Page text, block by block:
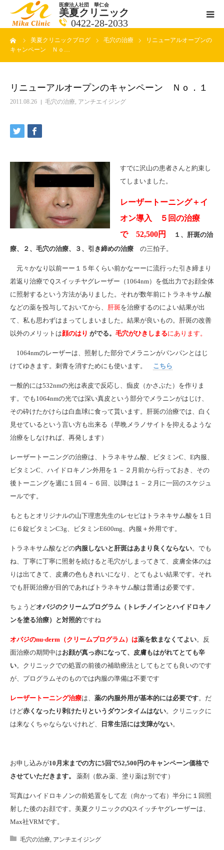
医療法人社団 華仁会
美夏クリニック
0422-28-2033
美夏クリニックブログ 毛穴の治療
リニューアルオープンの
キャンペーン Ｎｏ…
リニューアルオープンのキャンペーン Ｎｏ．１
2011.08.26 毛穴の治療, アンチエイジング
すでに沢山の患者さんと約束し
てしまいました。
レーザートーニング＋イ
オン導入 ５回の治療
で 52,500円
１、肝斑の治
療、２、毛穴の治療、３、引き締めの治療 の三拍子。
元々かなり以前ーー１５年くらい前かなーーに流行った引き締まり
若返り治療でＱスイッチヤグレーザー（1064nm）を低出力でお顔全体
に照射するという方法がありました。それが数年前にトラネキサム酸
などの薬を投与しておいてから、 肝斑を治療するのによい結果が出
て、私も思わずはまってしまいました。結果が良いもの。肝斑の改善
以外のメリットは顔のはり がでる。 毛穴がひきしまるにあります。
1064nmのレーザーは、照射した部分でメラニンがパンパンとはじ
けてゆきます。刺青を消すためにも使います。 こちら
一般的には532nmの光は表皮で反応し、痂皮（かさぶた）を作りま
す。でも1064nmの光では深い真皮という部分でメラニンがはじけ、
その砕けたかけらは白血球に食って貰います。肝斑の治療では、白く
見せているという言い方も出来る（早晩メラノサイトを抑えるような
治療をしなければ、再発します）
レーザートーニングの治療は、トラネキサム酸、ビタミンC、E内服、
ビタミンC、ハイドロキノン外用を１－２月前から行っておき、その
後トーニングを週に１回４－６回、以降は１－２月に一回のスケジュ
ールです。
もともとオリジナルの山下理恵先生のレセピはトラネキサム酸を１日
に６錠ビタミンC3g、ビタミンE600mg、内服＋外用です。
トラネキサム酸などの内服しないと肝斑はあまり良くならない。でも
ね、丁寧に丁寧に照射を続けると毛穴がしまってきて、皮膚全体のは
りは出てきて、皮膚の色もきれいになり、とてもよい結果です。それ
でも肝斑治療が目的であればトラネキサム酸は普通は必要です。
ちょうどオバジのクリームプログラム（トレチノインとハイドロキノ
ンを塗る治療）と対照的ですね
オバジのnu-derm（クリームプログラム）は薬を飲まなくてよい。反
面治療の期間中はお顔が真っ赤になって、皮膚もはがれてとても辛
い。クリニックでの処置の前後の補助療法としてもとても良いのです
が、プログラムそのものでは内服の準備は不要です
レーザートーニング治療は、 薬の内服外用が基本的には必要です。だ
けど赤くなったり剥けたりというダウンタイムはない。クリニックに
は来なくちゃならないけれど、
日常生活には支障がない。
お申し込みが10月末までの方に5回で52,500円のキャンペーン価格で
させていただきます。
薬剤（飲み薬、塗り薬は別です）
写真はハイドロキノンの前処置をして左（向かって右）半分に１回照
射した後のお顔です。美夏クリニックのQスイッチヤグレーザーは、
Max社VRMです。
毛穴の治療, アンチエイジング
医師紹介
クリニックの紹介
アクセス
ブログ一覧ページ
料金一覧 new